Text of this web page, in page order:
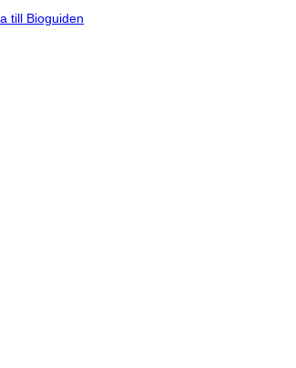
till Bioguiden